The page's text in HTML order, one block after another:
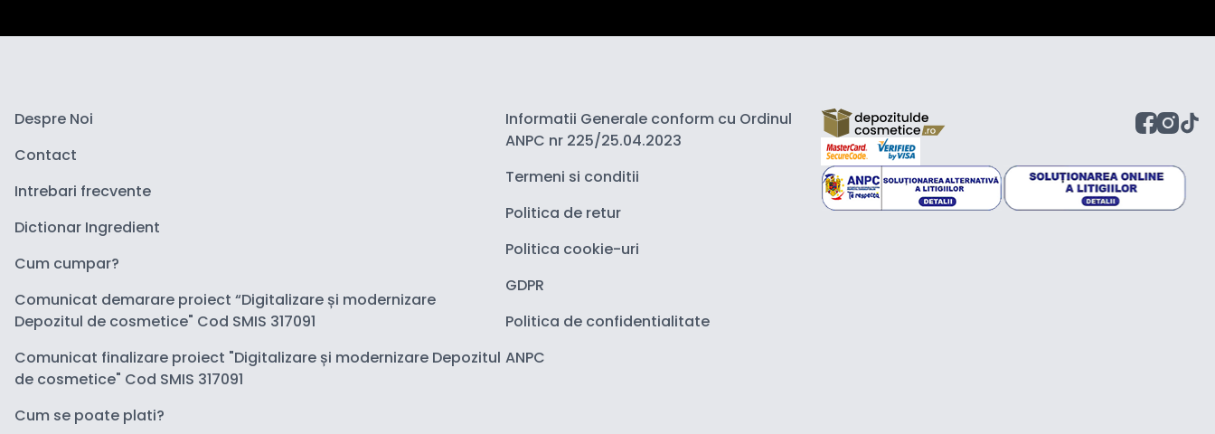
Despre Noi
Contact
Intrebari frecvente
Dictionar Ingredient
Cum cumpar?
Comunicat demarare proiect “Digitalizare și modernizare
Depozitul de cosmetice" Cod SMIS 317091
Comunicat finalizare proiect "Digitalizare și modernizare Depozitul
de cosmetice" Cod SMIS 317091
Cum se poate plati?
Informatii Generale conform cu Ordinul
ANPC nr 225/25.04.2023
Termeni si conditii
Politica de retur
Politica cookie-uri
GDPR
Politica de confidentialitate
ANPC